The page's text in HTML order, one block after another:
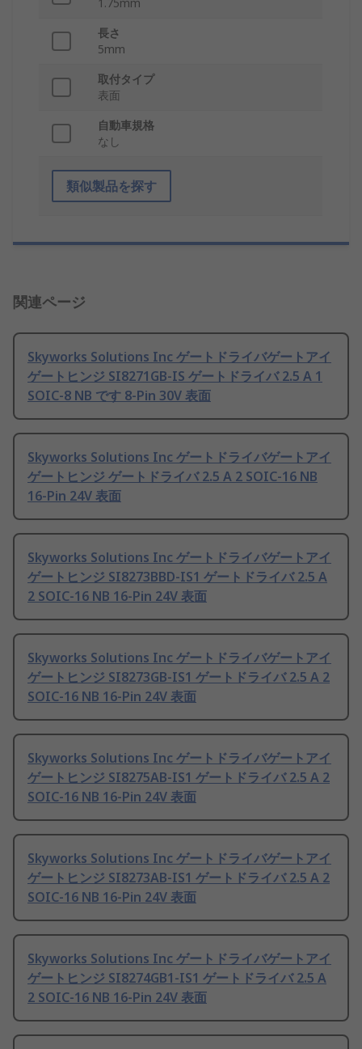
1.75mm
長さ
5mm
取付タイプ
表面
自動車規格
なし
類似製品を探す
関連ページ
Skyworks Solutions Inc ゲートドライバゲートアイ
ゲートヒンジ SI8271GB-IS ゲートドライバ 2.5 A 1
SOIC-8 NB です 8-Pin 30V 表面
Skyworks Solutions Inc ゲートドライバゲートアイ
ゲートヒンジ ゲートドライバ 2.5 A 2 SOIC-16 NB
16-Pin 24V 表面
Skyworks Solutions Inc ゲートドライバゲートアイ
ゲートヒンジ SI8273BBD-IS1 ゲートドライバ 2.5 A
2 SOIC-16 NB 16-Pin 24V 表面
Skyworks Solutions Inc ゲートドライバゲートアイ
ゲートヒンジ SI8273GB-IS1 ゲートドライバ 2.5 A 2
SOIC-16 NB 16-Pin 24V 表面
Skyworks Solutions Inc ゲートドライバゲートアイ
ゲートヒンジ SI8275AB-IS1 ゲートドライバ 2.5 A 2
SOIC-16 NB 16-Pin 24V 表面
Skyworks Solutions Inc ゲートドライバゲートアイ
ゲートヒンジ SI8273AB-IS1 ゲートドライバ 2.5 A 2
SOIC-16 NB 16-Pin 24V 表面
Skyworks Solutions Inc ゲートドライバゲートアイ
ゲートヒンジ SI8274GB1-IS1 ゲートドライバ 2.5 A
2 SOIC-16 NB 16-Pin 24V 表面